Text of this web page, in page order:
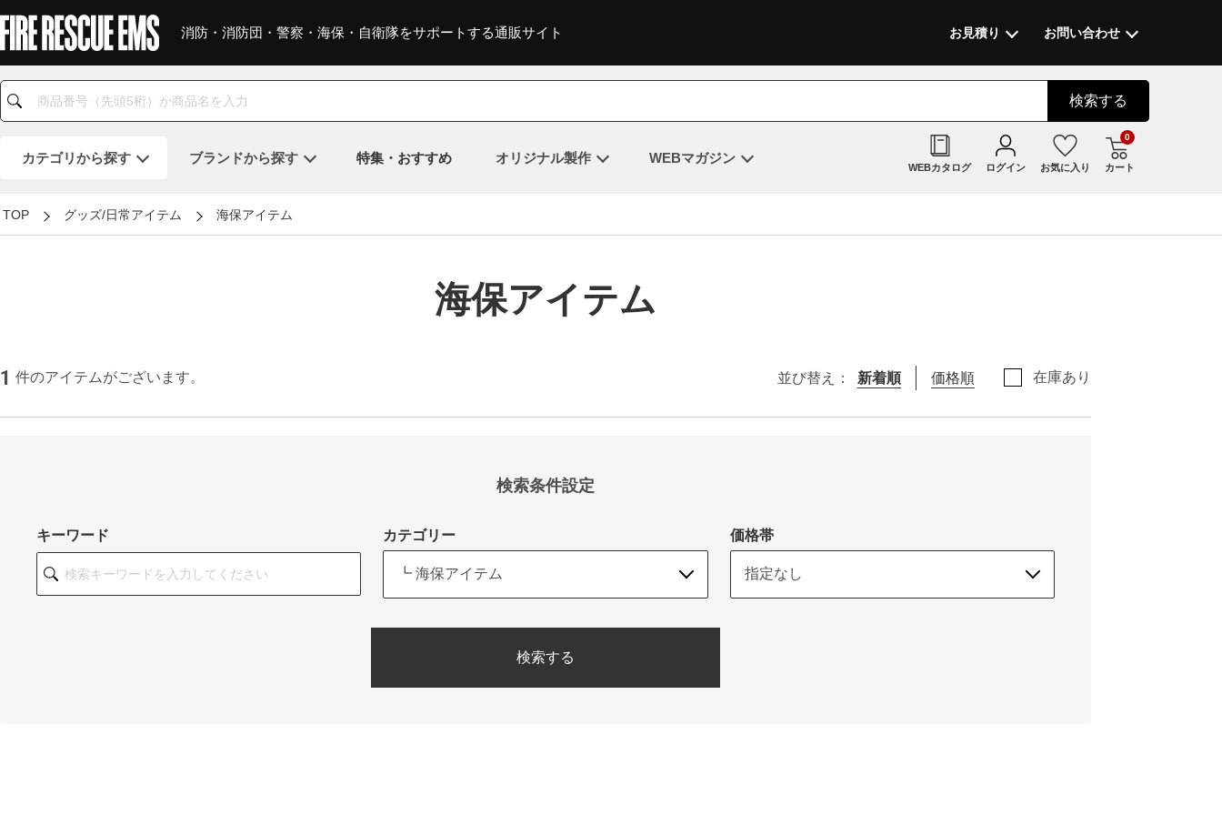
消防・消防団・警察・海保・自衛隊をサポートする通販サイト お見積り お問い合わせ
検索する
カテゴリから探す ブランドから探す 特集・おすすめ オリジナル製作 WEBマガジン
WEBカタログ ログイン お気に入り カート
0
TOP グッズ/日常アイテム 海保アイテム
海保アイテム
1 件のアイテムがございます。 並び替え： 新着順 価格順 在庫あり
検索条件設定
キーワード カテゴリー 価格帯
検索する